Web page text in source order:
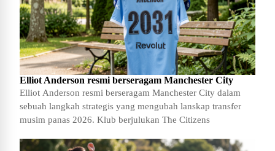
Elliot Anderson resmi berseragam Manchester City
Elliot Anderson resmi berseragam Manchester City dalam
sebuah langkah strategis yang mengubah lanskap transfer
musim panas 2026. Klub berjulukan The Citizens